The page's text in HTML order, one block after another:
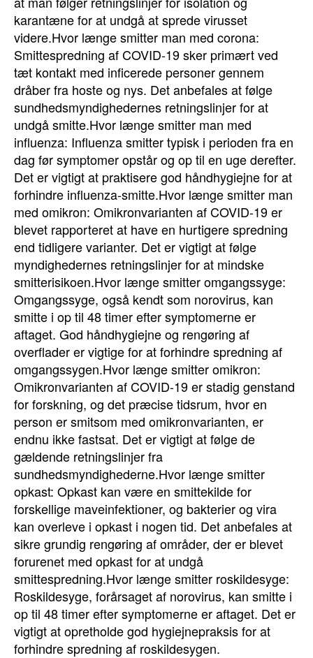
karantæne for at undgå at sprede virusset
videre.Hvor længe smitter man med corona:
Smittespredning af COVID-19 sker primært ved
tæt kontakt med inficerede personer gennem
dråber fra hoste og nys. Det anbefales at følge
sundhedsmyndighedernes retningslinjer for at
undgå smitte.Hvor længe smitter man med
influenza: Influenza smitter typisk i perioden fra en
dag før symptomer opstår og op til en uge derefter.
Det er vigtigt at praktisere god håndhygiejne for at
forhindre influenza-smitte.Hvor længe smitter man
med omikron: Omikronvarianten af COVID-19 er
blevet rapporteret at have en hurtigere spredning
end tidligere varianter. Det er vigtigt at følge
myndighedernes retningslinjer for at mindske
smitterisikoen.Hvor længe smitter omgangssyge:
Omgangssyge, også kendt som norovirus, kan
smitte i op til 48 timer efter symptomerne er
aftaget. God håndhygiejne og rengøring af
overflader er vigtige for at forhindre spredning af
omgangssygen.Hvor længe smitter omikron:
Omikronvarianten af COVID-19 er stadig genstand
for forskning, og det præcise tidsrum, hvor en
person er smitsom med omikronvarianten, er
endnu ikke fastsat. Det er vigtigt at følge de
gældende retningslinjer fra
sundhedsmyndighederne.Hvor længe smitter
opkast: Opkast kan være en smittekilde for
forskellige maveinfektioner, og bakterier og vira
kan overleve i opkast i nogen tid. Det anbefales at
sikre grundig rengøring af områder, der er blevet
forurenet med opkast for at undgå
smittespredning.Hvor længe smitter roskildesyge:
Roskildesyge, forårsaget af norovirus, kan smitte i
op til 48 timer efter symptomerne er aftaget. Det er
vigtigt at opretholde god hygiejnepraksis for at
forhindre spredning af roskildesygen.